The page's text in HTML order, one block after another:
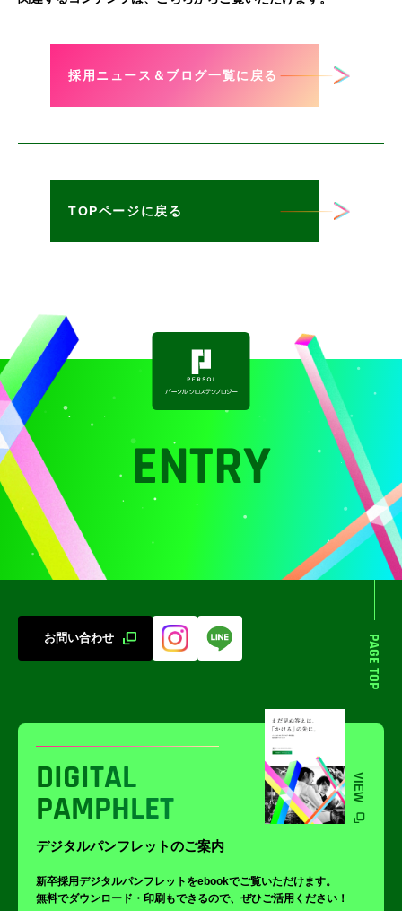
採用ニュース＆ブログ一覧に戻る
TOPページに戻る
ENTRY
PAGE TOP
お問い合わせ
DIGITAL
PAMPHLET
デジタルパンフレットのご案内
新卒採用デジタルパンフレットをebookでご覧いただけます。
無料でダウンロード・印刷もできるので、ぜひご活用ください！
VIEW